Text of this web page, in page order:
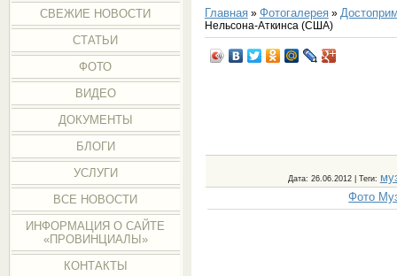
СВЕЖИЕ НОВОСТИ
СТАТЬИ
ФОТО
ВИДЕО
ДОКУМЕНТЫ
БЛОГИ
УСЛУГИ
ВСЕ НОВОСТИ
ИНФОРМАЦИЯ О САЙТЕ
«ПРОВИНЦИАЛЫ»
КОНТАКТЫ
Главная» Фотогалерея»
Нельсона-Аткинса (США)
Дата: 26.06.2012 | Теги:
Фото